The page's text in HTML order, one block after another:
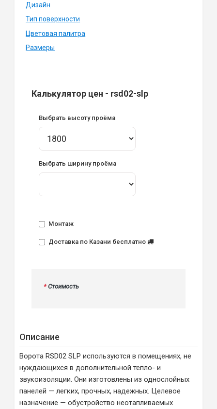
Дизайн
Тип поверхности
Цветовая палитра
Размеры
Калькулятор цен - rsd02-slp
Выбрать высоту проёма
Выбрать ширину проёма
Монтаж
Доставка по Казани бесплатно
*Стоимость
Описание
Ворота RSD02 SLP используются в помещениях, не
нуждающихся в дополнительной тепло- и
звукоизоляции. Они изготовлены из однослойных
панелей — легких, прочных, надежных. Целевое
назначение — обустройство неотапливаемых